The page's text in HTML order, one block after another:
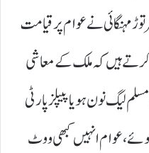
مہنگائی نے عوام پر قیامت
ہیں کہ ملک کے معاشی
لیگ نون ہو یا پیپلز پارٹی
عوام انہیں کبھی ووٹ